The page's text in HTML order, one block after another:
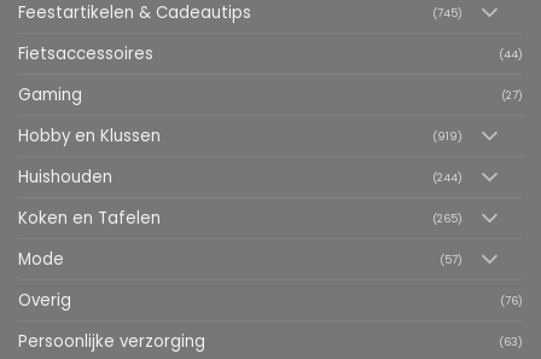
Feestartikelen & Cadeautips (745)
Fietsaccessoires (44)
Gaming (27)
Hobby en Klussen (919)
Huishouden (244)
Koken en Tafelen (265)
Mode (57)
Overig (76)
Persoonlijke verzorging (63)